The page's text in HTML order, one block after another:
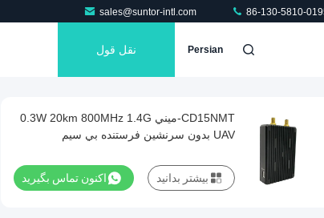
sales@suntor-intl.com 86-130-5810-
Persian نقل قول
CD15NMT-ميني 0.3W 20km 800MHz 1.4G
UAV بدون سرنشين فرستنده بي سيم
اکنون تماس بگیرید بیشتر بدانید